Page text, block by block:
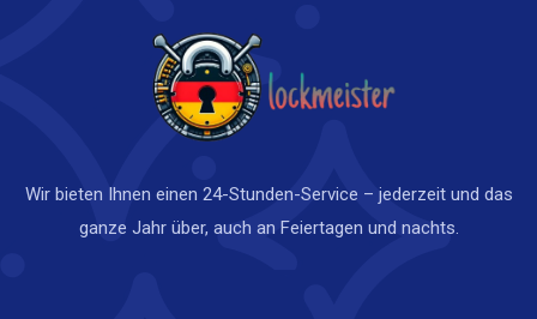
Wir bieten Ihnen einen 24-Stunden-Service – jederzeit und das
ganze Jahr über, auch an Feiertagen und nachts.